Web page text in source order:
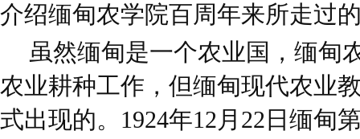
介绍缅甸农学院百周年来所走过
虽然缅甸是一个农业国，缅甸
农业耕种工作，但缅甸现代农业
式出现的。1924年12月22日缅甸